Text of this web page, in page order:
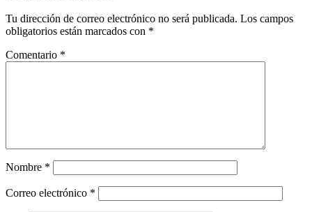
Tu dirección de correo electrónico no será publicada. Los campos
obligatorios están marcados con *
Comentario *
Nombre *
Correo electrónico *